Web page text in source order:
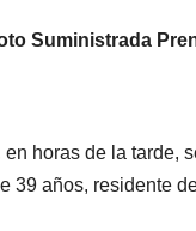
Suministrada
horas de la tarde,
39 años, residente